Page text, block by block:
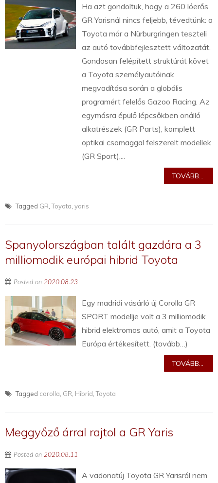
Ha azt gondoltuk, hogy a 260 lóerős
GR Yarisnál nincs feljebb, tévedtünk: a
Toyota már a Nürburgringen teszteli
az autó továbbfejlesztett változatát.
Gondosan felépített struktúrát követ
a Toyota személyautóinak
megvadítása során a globális
programért felelős Gazoo Racing. Az
egymásra épülő lépcsőkben önálló
alkatrészek (GR Parts), komplett
optikai csomaggal felszerelt modellek
(GR Sport),...
TOVÁBB...
Tagged GR ,Toyota yaris
Spanyolországban talált gazdára a 3
milliomodik európai hibrid Toyota
Posted on 2020.08.23
Egy madridi vásárló új Corolla GR
SPORT modellje volt a 3 milliomodik
hibrid elektromos autó, amit a Toyota
Európa értékesített. (tovább…)
TOVÁBB...
Tagged corolla GR Hibrid ,Toyota
Meggyőző árral rajtol a GR Yaris
Posted on 2020.08.11
A vadonatúj Toyota GR Yarisról nem